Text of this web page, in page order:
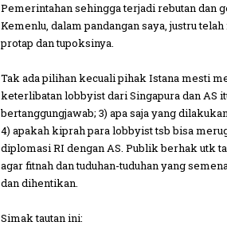
Pemerintahan sehingga terjadi rebutan dan
Kemenlu, dalam pandangan saya, justru
protap dan tupoksinya.
Tak ada pilihan kecuali pihak Istana mesti
keterlibatan lobbyist dari Singapura dan AS
bertanggungjawab; 3) apa saja yang
4) apakah kiprah para lobbyist tsb bisa
diplomasi RI dengan AS. Publik berhak utk
agar fitnah dan tuduhan-tuduhan yang
dan dihentikan.
Simak tautan ini: